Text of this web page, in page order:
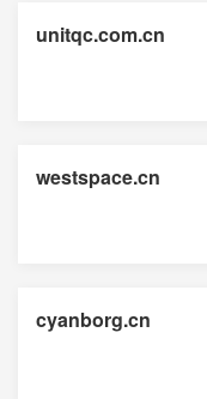
unitqc.com.cn
westspace.cn
cyanborg.cn